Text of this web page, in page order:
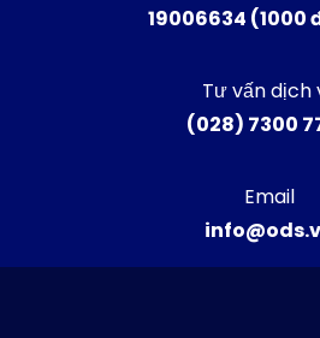
19006634 (1000
Tư vấn dịch
(028) 7300
Email